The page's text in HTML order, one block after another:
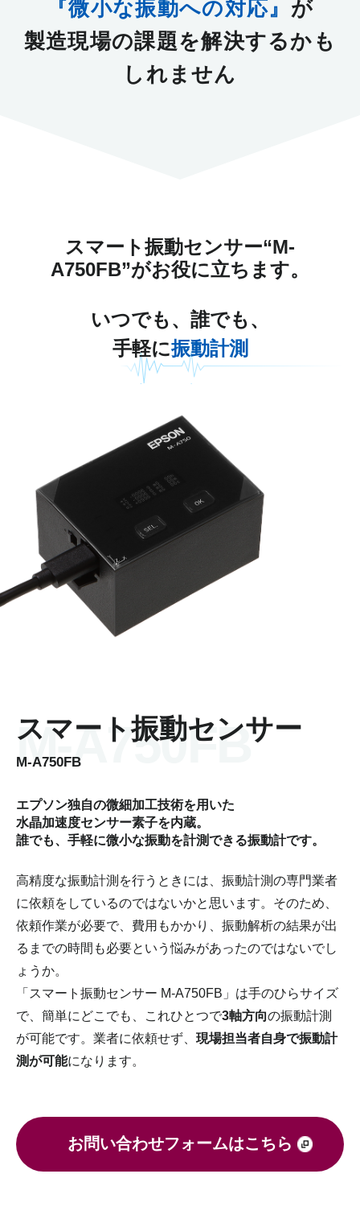
『微小な振動への対応』 が
製造現場の課題を解決するかも
しれません
スマート振動センサー“M-
A750FB”がお役に立ちます。
いつでも、誰でも、
手軽に振動計測
スマート振動センサー
M-A750FB
エプソン独自の微細加工技術を用いた
水晶加速度センサー素子を内蔵。
誰でも、手軽に微小な振動を計測できる振動計です。
高精度な振動計測を行うときには、振動計測の専門業者
に依頼をしているのではないかと思います。そのため、
依頼作業が必要で、費用もかかり、振動解析の結果が出
るまでの時間も必要という悩みがあったのではないでし
ょうか。
「スマート振動センサー M-A750FB」は手のひらサイズ
で、簡単にどこでも、これひとつで3軸方向の振動計測
が可能です。業者に依頼せず、 現場担当者自身で振動計
測が可能になります。
お問い合わせフォームはこちら